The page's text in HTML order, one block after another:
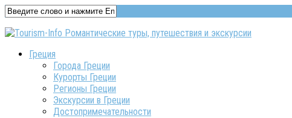
Греция
Города Греции
Курорты Греции
Регионы Греции
Экскурсии в Греции
Достопримечательности